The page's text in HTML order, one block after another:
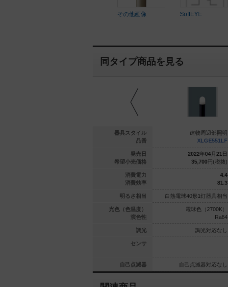
その他画像 SoftEYE
同タイプ商品を見る
器具スタイル
品番
発売日
希望小売価格
消費電力
消費効率
明るさ相当
光色（色温度）
演色性
調光
センサ
自己点滅器
建物周辺部照明
円(税抜)
4.3
46.5
白熱電球40形1灯器具相当
電球色（2700K）
自己点滅器対応なし
建物周辺部照明
XLGE551LF
2022年04月 21 日
35,700円(税抜)
4.4
81.3
白熱電球40形1灯器具相当
電球色（2700K）
Ra84
調光対応なし
自己点滅器対応なし